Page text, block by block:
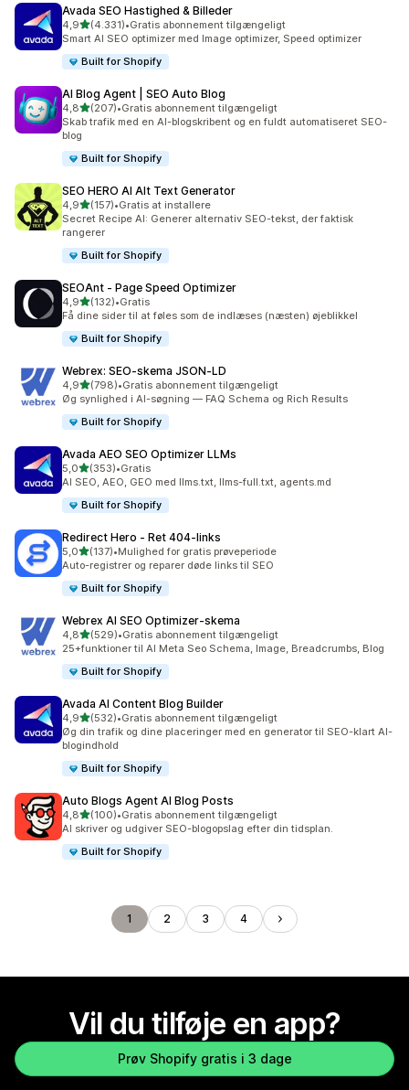
Avada SEO Hastighed & Billeder
4,9ud af 5 stjerner
(4.331)
4331 anmeldelser i alt
•Gratis abonnement tilgængeligt
Smart AI SEO optimizer med Image optimizer, Speed optimizer
Built for Shopify
AI Blog Agent | SEO Auto Blog
4,8ud af 5 stjerner
(207)
207 anmeldelser i alt
•Gratis abonnement tilgængeligt
Skab trafik med en AI-blogskribent og en fuldt automatiseret SEO-
blog
Built for Shopify
SEO HERO AI Alt Text Generator
4,9ud af 5 stjerner
(157)
157 anmeldelser i alt
•Gratis at installere
Secret Recipe AI: Generer alternativ SEO-tekst, der faktisk
rangerer
Built for Shopify
SEOAnt ‑ Page Speed Optimizer
4,9ud af 5 stjerner
(132)
132 anmeldelser i alt
•Gratis
Få dine sider til at føles som de indlæses (næsten) øjeblikkel
Built for Shopify
Webrex: SEO‑skema JSON‑LD
4,9ud af 5 stjerner
(798)
798 anmeldelser i alt
•Gratis abonnement tilgængeligt
Øg synlighed i AI-søgning — FAQ Schema og Rich Results
Built for Shopify
Avada AEO SEO Optimizer LLMs
5,0ud af 5 stjerner
(353)
353 anmeldelser i alt
•Gratis
AI SEO, AEO, GEO med llms.txt, llms-full.txt, agents.md
Built for Shopify
Redirect Hero ‑ Ret 404‑links
5,0ud af 5 stjerner
(137)
137 anmeldelser i alt
•Mulighed for gratis prøveperiode
Auto-registrer og reparer døde links til SEO
Built for Shopify
Webrex AI SEO Optimizer‑skema
4,8ud af 5 stjerner
(529)
529 anmeldelser i alt
•Gratis abonnement tilgængeligt
25+funktioner til AI Meta Seo Schema, Image, Breadcrumbs, Blog
Built for Shopify
Avada AI Content Blog Builder
4,9ud af 5 stjerner
(532)
532 anmeldelser i alt
•Gratis abonnement tilgængeligt
Øg din trafik og dine placeringer med en generator til SEO-klart AI-
blogindhold
Built for Shopify
Auto Blogs Agent AI Blog Posts
4,8ud af 5 stjerner
(100)
100 anmeldelser i alt
•Gratis abonnement tilgængeligt
AI skriver og udgiver SEO-blogopslag efter din tidsplan.
Built for Shopify
1 2 3 4
Vil du tilføje en app?
Prøv Shopify gratis i 3 dage